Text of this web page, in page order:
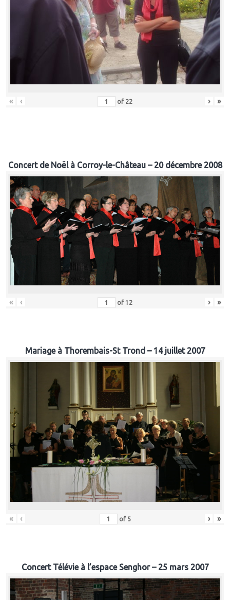
« ‹ of 22 › »
Concert de Noël à Corroy-le-Château – 20 décembre 2008
« ‹ of 12 › »
Mariage à Thorembais-St Trond – 14 juillet 2007
« ‹ of 5 › »
Concert Télévie à l’espace Senghor – 25 mars 2007